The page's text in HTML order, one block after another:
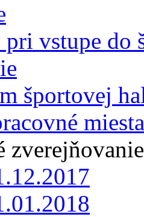
vstupe do
športovej
miesta
zverejňovanie